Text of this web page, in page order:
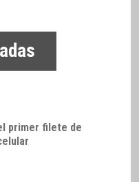
primer filete de